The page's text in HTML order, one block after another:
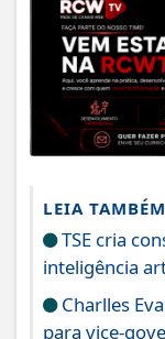
LEIA
TSE cria
inteligência
Charlles
para vice-